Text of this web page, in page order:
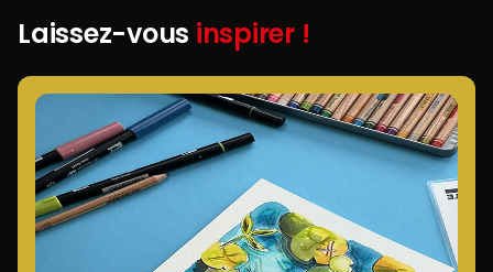
Laissez-vous inspirer !